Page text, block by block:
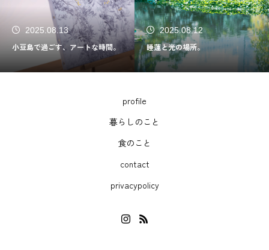
2025.08.13
小豆島で過ごす、アートな時間。
2025.08.12
睡蓮と光の場所。
profile
暮らしのこと
食のこと
contact
privacypolicy